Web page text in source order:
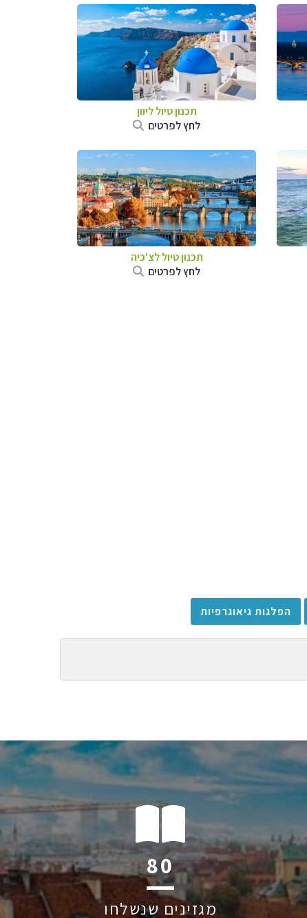
תכנון טיול ליוון
לחץ לפרטים
תכנון טיול לצ'כיה
לחץ לפרטים
הפלגות גיאוגרפיות
119
מגזינים שנשלחו